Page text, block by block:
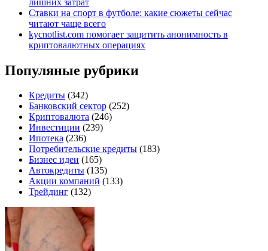
Ставки на спорт в футболе: какие сюжеты сейчас
читают чаще всего
kycnotlist.com помогает защитить анонимность в
криптовалютных операциях
Популяные рубрики
Кредиты (342)
Банковский сектор (252)
Криптовалюта (246)
Инвестиции (239)
Ипотека (236)
Потребительские кредиты (183)
Бизнес идеи (165)
Автокредиты (135)
Акции компаний (133)
Трейдинг (132)